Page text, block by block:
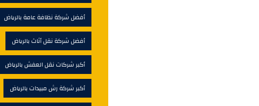
أفضل شركة نظافة عامة بالرياض
أفضل شركة نقل أثاث بالرياض
أكبر شركات نقل العفش بالرياض
أكبر شركة رش مبيدات بالرياض